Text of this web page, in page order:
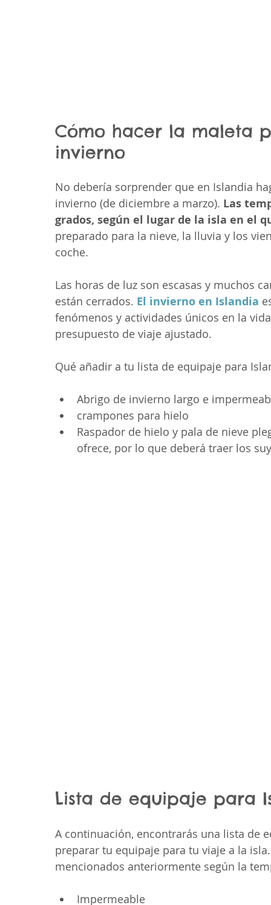
Cómo hacer la maleta
invierno
No debería sorprender que en Islandia
invierno (de diciembre a marzo). Las
grados, según el lugar de la isla en el
preparado para la nieve, la lluvia y los
coche.
Las horas de luz son escasas y muchos
están cerrados. El invierno en Islandia
fenómenos y actividades únicos en la
presupuesto de viaje ajustado.
Qué añadir a tu lista de equipaje para
Abrigo de invierno largo e
crampones para hielo
Raspador de hielo y pala de nieve
ofrece, por lo que deberá traer los
Lista de equipaje para
A continuación, encontrarás una lista de
preparar tu equipaje para tu viaje a la
mencionados anteriormente según la
Impermeable